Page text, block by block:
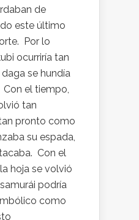
de
este último
Por lo
ocurriría tan
se hundía
el tiempo,
tan
pronto como
su espada,
Con el
hoja se volvió
podría
como